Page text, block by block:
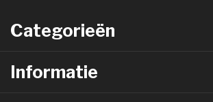
Categorieën
Informatie